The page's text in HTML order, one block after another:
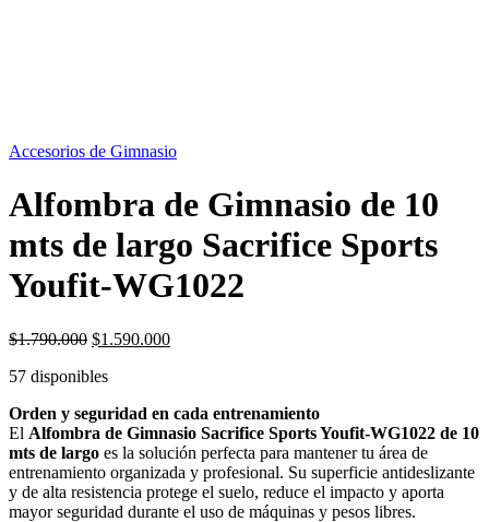
Accesorios de Gimnasio
Alfombra de Gimnasio de 10
mts de largo Sacrifice Sports
Youfit-WG1022
$1.790.000 El
original
$1.790.000.
$1.590.000El
$1.590.000.
57 disponibles
Orden y seguridad en cada entrenamiento
El Alfombra de Gimnasio Sacrifice Sports Youfit-WG1022 de 10
mts de largo es la solución perfecta para mantener tu área de
entrenamiento organizada y profesional. Su superficie antideslizante
y de alta resistencia protege el suelo, reduce el impacto y aporta
mayor seguridad durante el uso de máquinas y pesos libres.